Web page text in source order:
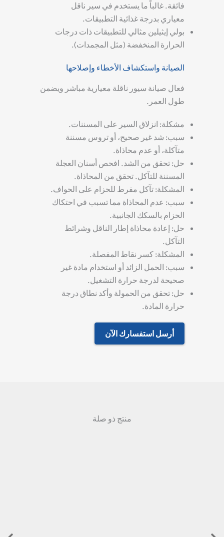
فائقة. غالباً ما يستخدم في سير ناقل
معياري بدرجة غذائية التطبيقات.
بولي إيثيلين مثالي للتطبيقات ذات درجات
الحرارة المنخفضة (مثل المجمدات).
الصيانة واستكشاف الأخطاء وإصلاحها
فعال صيانة سيور ناقلة معيارية مباشر ويضمن
طول العمر.
مشكلة: انزلاق السير على المسننات.
سبب: شد غير صحيح، أو تروس مسننة
متآكلة، أو عدم محاذاة.
حل: تحقق من الشد. افحص أسنان العجلة
المسننة للتآكل. تحقق من المحاذاة.
المشكلة: تآكل مفرط للحزام على الحواف.
سبب: عدم المحاذاة مما تسبب في احتكاك
الحزام بالسكك الجانبية.
حل: إعادة محاذاة إطار الناقل وشرائط
التآكل.
المشكلة: كسر نقاط المفصلة.
سبب: الحمل الزائد أو استخدام مادة غير
صحيحة لدرجة حرارة التشغيل.
حل: تحقق من الحمولة وأكد نطاق درجة
حرارة المادة.
أرسل استفسارك الآن
منتج ذو صلة